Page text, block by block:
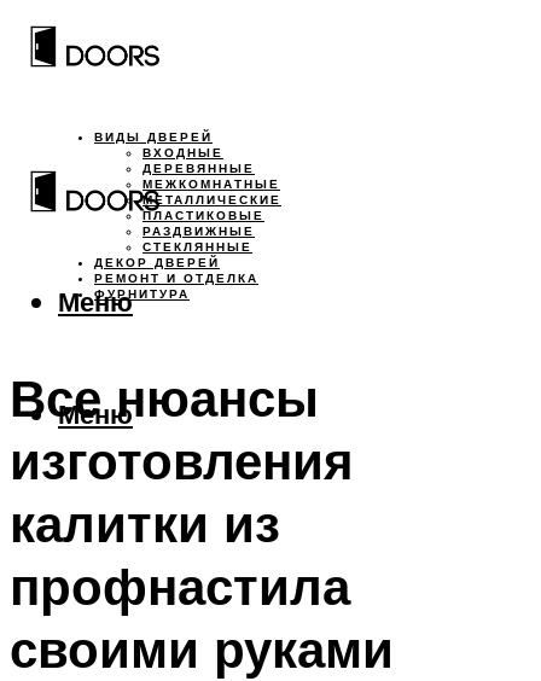
ВИДЫ ДВЕРЕЙ
ВХОДНЫЕ
ДЕРЕВЯННЫЕ
МЕЖКОМНАТНЫЕ
МЕТАЛЛИЧЕСКИЕ
ПЛАСТИКОВЫЕ
РАЗДВИЖНЫЕ
СТЕКЛЯННЫЕ
ДЕКОР ДВЕРЕЙ
РЕМОНТ И ОТДЕЛКА
ФУРНИТУРА
Меню
Меню
Все нюансы
изготовления
калитки из
профнастила
своими руками